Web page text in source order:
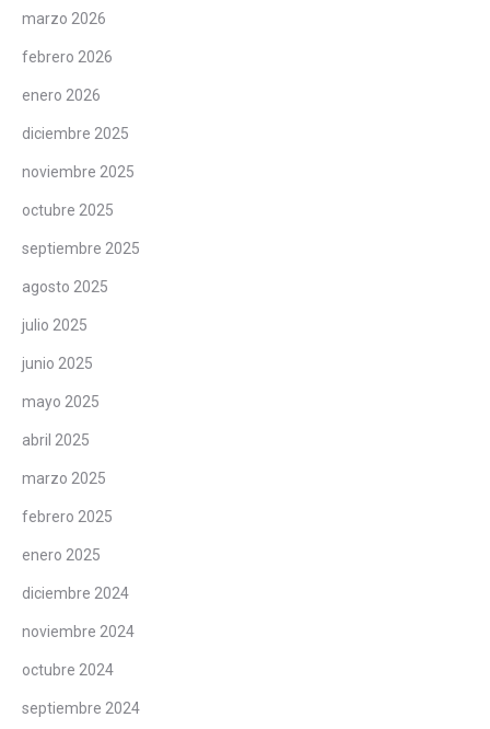
marzo 2026
febrero 2026
enero 2026
diciembre 2025
noviembre 2025
octubre 2025
septiembre 2025
agosto 2025
julio 2025
junio 2025
mayo 2025
abril 2025
marzo 2025
febrero 2025
enero 2025
diciembre 2024
noviembre 2024
octubre 2024
septiembre 2024